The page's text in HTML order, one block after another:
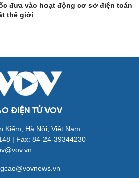
Cây thuốc
Ăn sạch sống khỏe
Văn hóa
Sân khấu - Điện ảnh
Di sản
đưa vào hoạt động cơ sở điện toán
thế giới
ĐIỆN TỬ VOV
Kiếm, Hà Nội, Việt Nam
| Fax: 84-24-39344230